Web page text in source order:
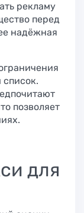
рекламу
перед
надёжная
список.
позволяет
для